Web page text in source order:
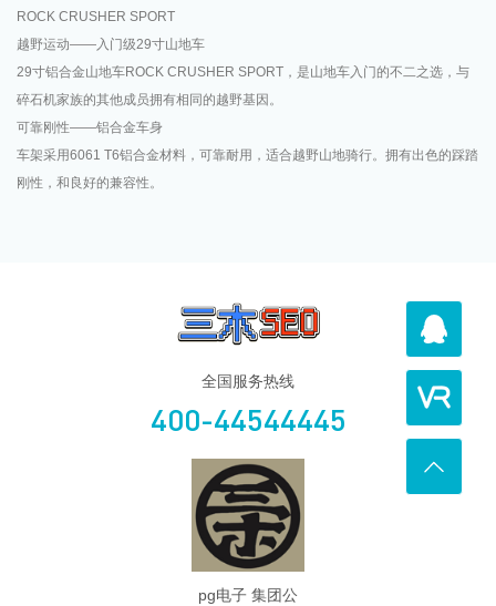
ROCK CRUSHER SPORT
越野运动——入门级29寸山地车
29寸铝合金山地车ROCK CRUSHER SPORT，是山地车入门的不二之选，与
碎石机家族的其他成员拥有相同的越野基因。
可靠刚性——铝合金车身
车架采用6061 T6铝合金材料，可靠耐用，适合越野山地骑行。拥有出色的踩踏
刚性，和良好的兼容性。
全国服务热线
400-44544445
pg电子 集团公